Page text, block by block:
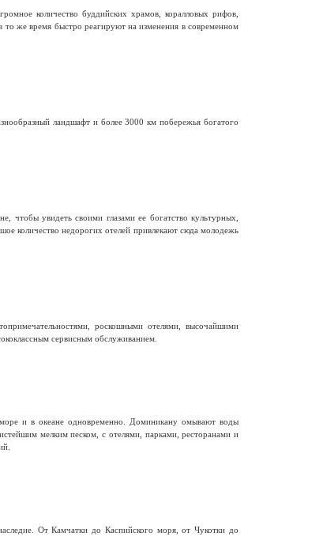
количество буддийских храмов, коралловых рифов,
то же время быстро реагируют на изменения в современном
ландшафт и более 3000 км побережья богатого
чтобы увидеть своими глазами ее богатство культурных,
количество недорогих отелей привлекают сюда молодежь
роскошными отелями, высочайшими
сервисным обслуживанием.
и в океане одновременно. Доминикану омывают воды
мелким песком, с отелями, парками, ресторанами и
От Камчатки до Каспийского моря, от Чукотки до